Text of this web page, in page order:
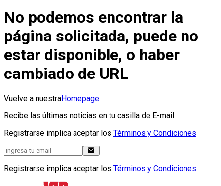
No podemos encontrar la
página solicitada, puede no
estar disponible, o haber
cambiado de URL
Vuelve a nuestraHomepage
Recibe las últimas noticias en tu casilla de E-mail
Registrarse implica aceptar los Términos y Condiciones
Registrarse implica aceptar los Términos y Condiciones